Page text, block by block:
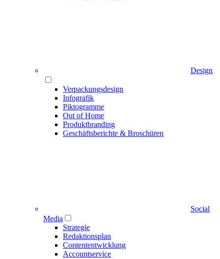
Design
Verpackungsdesign
Infografik
Piktogramme
Out of Home
Produktbranding
Geschäftsberichte & Broschüren
Social
Media
Strategie
Redaktionsplan
Contententwicklung
Accountservice